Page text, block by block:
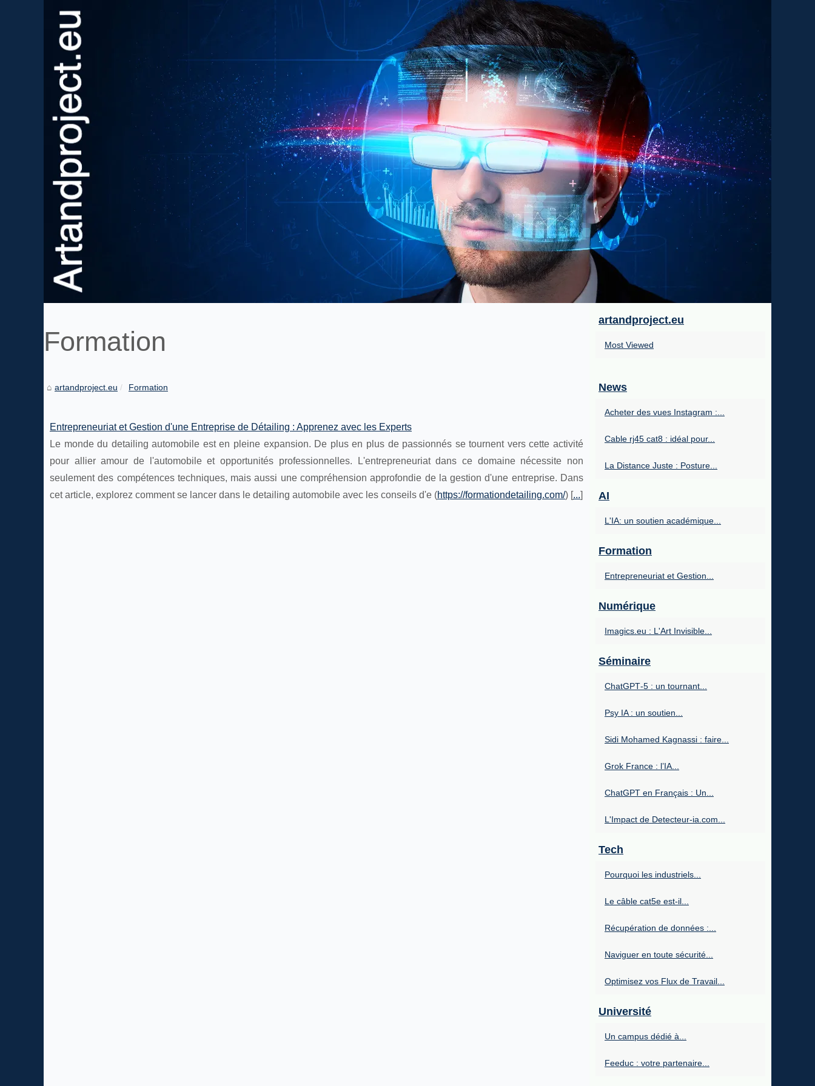
Formation
artandproject.eu Formation
Entrepreneuriat et Gestion d'une Entreprise de Détailing : Apprenez avec les Experts
Le monde du detailing automobile est en pleine expansion. De plus en plus de passionnés se tournent vers cette activité
pour allier amour de l'automobile et opportunités professionnelles. L'entrepreneuriat dans ce domaine nécessite non
seulement des compétences techniques, mais aussi une compréhension approfondie de la gestion d'une entreprise. Dans
cet article, explorez comment se lancer dans le detailing automobile avec les conseils d'e (https://formationdetailing.com/) [...]
artandproject.eu
Most Viewed
News
Acheter des vues Instagram :...
Cable rj45 cat8 : idéal pour...
La Distance Juste : Posture...
AI
L'IA: un soutien académique...
Formation
Entrepreneuriat et Gestion...
Numérique
Imagics.eu : L'Art Invisible...
Séminaire
ChatGPT‑5 : un tournant...
Psy IA : un soutien...
Sidi Mohamed Kagnassi : faire...
Grok France : l’IA...
ChatGPT en Français : Un...
L'Impact de Detecteur-ia.com...
Tech
Pourquoi les industriels...
Le câble cat5e est-il...
Récupération de données :...
Naviguer en toute sécurité...
Optimisez vos Flux de Travail...
Université
Un campus dédié à...
Feeduc : votre partenaire...